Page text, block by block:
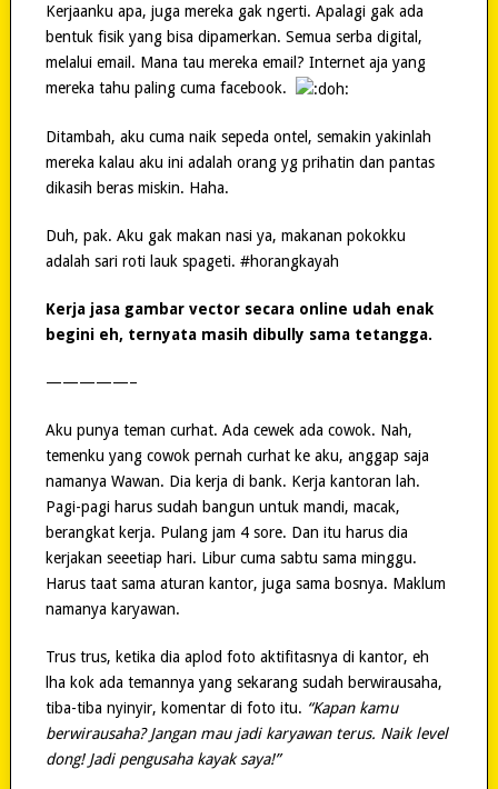
Kerjaanku apa, juga mereka gak ngerti. Apalagi gak ada
bentuk fisik yang bisa dipamerkan. Semua serba digital,
melalui email. Mana tau mereka email? Internet aja yang
mereka tahu paling cuma facebook.
Ditambah, aku cuma naik sepeda ontel, semakin yakinlah
mereka kalau aku ini adalah orang yg prihatin dan pantas
dikasih beras miskin. Haha.
Duh, pak. Aku gak makan nasi ya, makanan pokokku
adalah sari roti lauk spageti. #horangkayah
Kerja jasa gambar vector secara online udah enak
begini eh, ternyata masih dibully sama tetangga.
—————–
Aku punya teman curhat. Ada cewek ada cowok. Nah,
temenku yang cowok pernah curhat ke aku, anggap saja
namanya Wawan. Dia kerja di bank. Kerja kantoran lah.
Pagi-pagi harus sudah bangun untuk mandi, macak,
berangkat kerja. Pulang jam 4 sore. Dan itu harus dia
kerjakan seeetiap hari. Libur cuma sabtu sama minggu.
Harus taat sama aturan kantor, juga sama bosnya. Maklum
namanya karyawan.
Trus trus, ketika dia aplod foto aktifitasnya di kantor, eh
lha kok ada temannya yang sekarang sudah berwirausaha,
tiba-tiba nyinyir, komentar di foto itu. “Kapan kamu
berwirausaha? Jangan mau jadi karyawan terus. Naik level
dong! Jadi pengusaha kayak saya!”